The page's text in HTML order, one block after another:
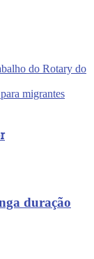
do Rotary do
migrantes
duração